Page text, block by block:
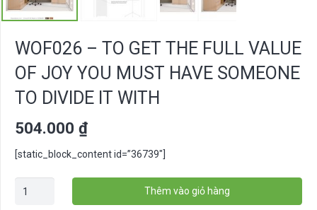
WOF026 – TO GET THE FULL VALUE
OF JOY YOU MUST HAVE SOMEONE
TO DIVIDE IT WITH
504.000 ₫
[static_block_content id=”36739″]
Thêm vào giỏ hàng